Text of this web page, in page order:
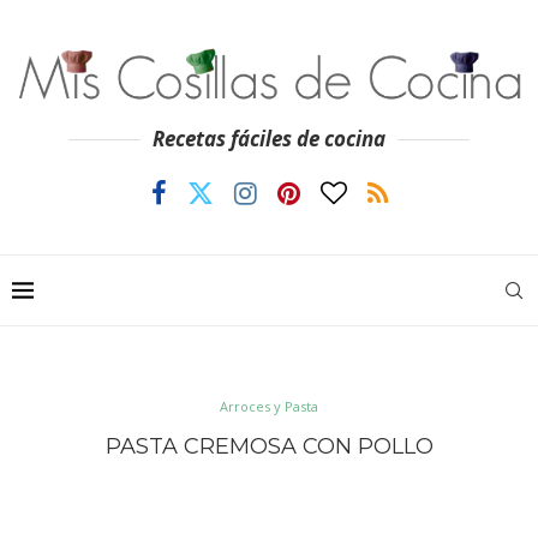
Recetas fáciles de cocina
Arroces y Pasta
PASTA CREMOSA CON POLLO